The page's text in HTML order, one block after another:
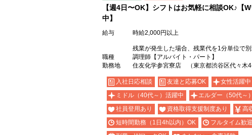
アルバイト パート
【週4日〜OK】シフトはお気軽に相談OK♪【
中】
給与 時給2,000円以上
残業が発生した場合、残業代を1分単位で別
職種
調理師【アルバイト・パート】
勤務地
住友化学参宮寮店 （東京都渋谷区代々木
入社日応相談 友達と応募OK 女性活躍中
ミドル（40代～）活躍中
エルダー（50代～
社員登用あり
資格取得支援制度あり 高
短時間勤務（1日4h以内）OK
フルタイム歓迎